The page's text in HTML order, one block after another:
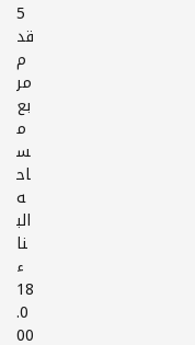
5
قد
م
مر
بع
م
س
اح
ه
الب
نا
ء
18
.0
00